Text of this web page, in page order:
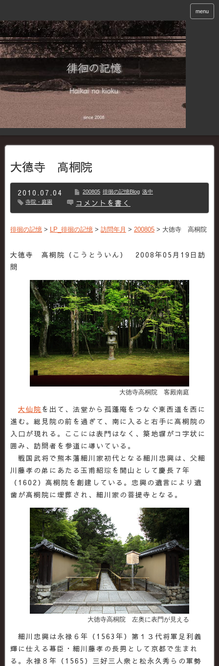
menu
大徳寺 高桐院
2010.07.04 200805 徘徊の記憶Blog 洛中
寺院・庭園
コメントを書く
徘徊の記憶 > LP_徘徊の記憶 > 訪問年月 > 200805 > 大徳寺 高桐院
大徳寺 高桐院（こうとういん） 2008年05月19日訪
問
大徳寺高桐院 客殿南庭
大仙院 を出て、法堂から孤蓬庵をつなぐ東西道を西に
進む。総見院の前を過ぎて、南に入ると右手に高桐院の
入口が現れる。ここには表門はなく、築地塀がコ字状に
囲み、訪問者を参道に導いている。
戦国武将で熊本藩細川家初代となる細川忠興は、父細
川藤孝の弟にあたる玉甫紹琮を開山として慶長７年
（1602）高桐院を創建している。忠興の遺言により遺
歯が高桐院に埋葬され、細川家の菩提寺となる。
大徳寺高桐院 左奥に表門が見える
細川忠興は永禄６年（1563年）第１３代将軍足利義
輝に仕える幕臣・細川藤孝の長男として京都で生まれ
る。永禄８年（1565）三好三人衆と松永久秀らの軍勢